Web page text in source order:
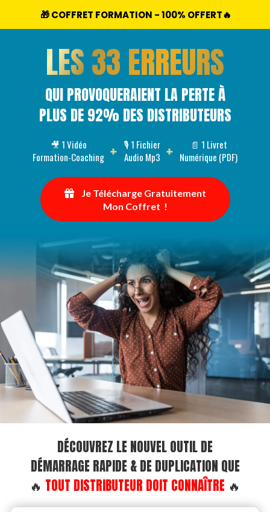
LES 33 ERREURS
QUI PROVOQUERAIENT LA PERTE À
PLUS DE92% DES DISTRIBUTEURS
🎥 1 Vidéo
Formation-Coaching +
🎙 1 Fichier
Audio Mp3 +
📄 1 Livret
Numérique (PDF)
Je Télécharge Gratuitement
Mon Coffret !
DÉCOUVREZ LE NOUVEL OUTIL DE
DÉMARRAGE RAPIDE & DE DUPLICATION QUE
🔥 TOUT DISTRIBUTEUR DOIT CONNAÎTRE 🔥
🎁 COFFRET FORMATION - 100% OFFERT🔥